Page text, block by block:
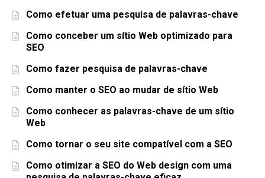
Como efetuar uma pesquisa de palavras-chave
Como conceber um sítio Web optimizado para
SEO
Como fazer pesquisa de palavras-chave
Como manter o SEO ao mudar de sítio Web
Como conhecer as palavras-chave de um sítio
Web
Como tornar o seu site compatível com a SEO
Como otimizar a SEO do Web design com uma